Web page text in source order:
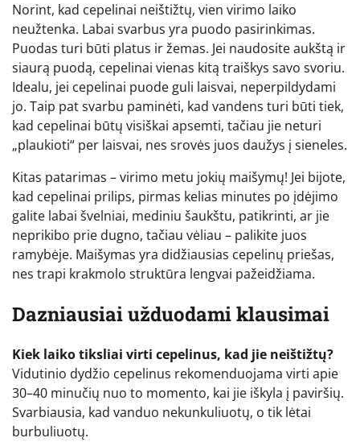
Norint, kad cepelinai neištižtų, vien virimo laiko
neužtenka. Labai svarbus yra puodo pasirinkimas.
Puodas turi būti platus ir žemas. Jei naudosite aukštą ir
siaurą puodą, cepelinai vienas kitą traiškys savo svoriu.
Idealu, jei cepelinai puode guli laisvai, neperpildydami
jo. Taip pat svarbu paminėti, kad vandens turi būti tiek,
kad cepelinai būtų visiškai apsemti, tačiau jie neturi
„plaukioti“ per laisvai, nes srovės juos daužys į sieneles.
Kitas patarimas – virimo metu jokių maišymų! Jei bijote,
kad cepelinai prilips, pirmas kelias minutes po įdėjimo
galite labai švelniai, mediniu šaukštu, patikrinti, ar jie
neprikibo prie dugno, tačiau vėliau – palikite juos
ramybėje. Maišymas yra didžiausias cepelinų priešas,
nes trapi krakmolo struktūra lengvai pažeidžiama.
Dazniausiai užduodami klausimai
Kiek laiko tiksliai virti cepelinus, kad jie neištižtų?
Vidutinio dydžio cepelinus rekomenduojama virti apie
30–40 minučių nuo to momento, kai jie iškyla į paviršių.
Svarbiausia, kad vanduo nekunkuliuotų, o tik lėtai
burbuliuotų.